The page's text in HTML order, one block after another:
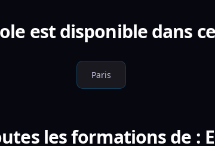
est disponible dans
Paris
les formations de :